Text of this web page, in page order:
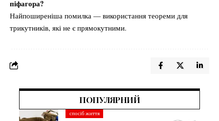
піфагора?
Найпоширеніша помилка — використання теореми для
трикутників, які не є прямокутними.
ПОПУЛЯРНИЙ
спосіб життя